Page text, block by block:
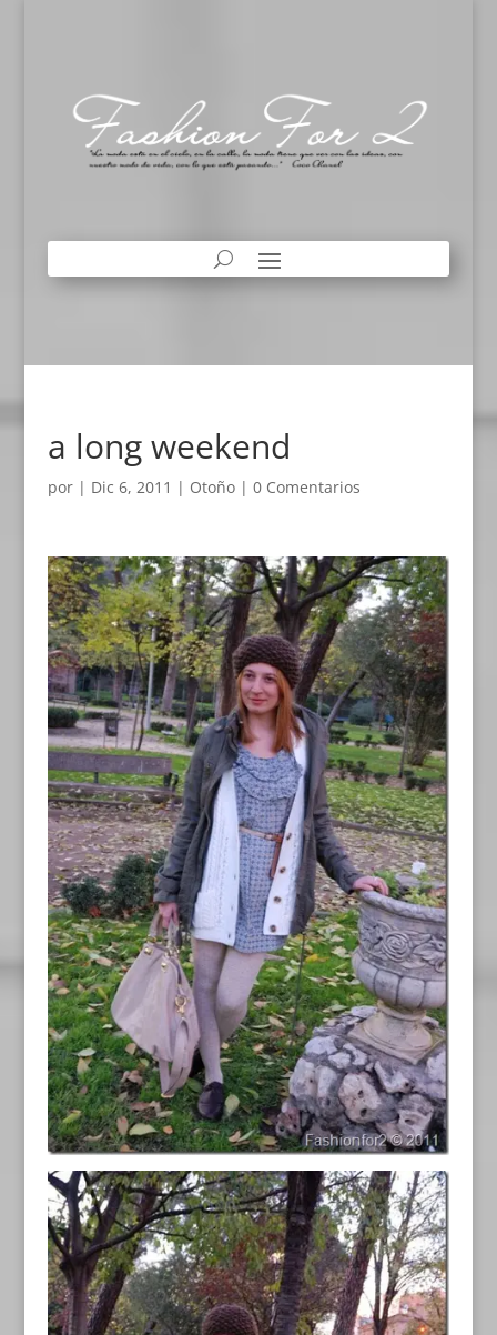
a long weekend
por | Dic 6, 2011 | Otoño| 0 Comentarios